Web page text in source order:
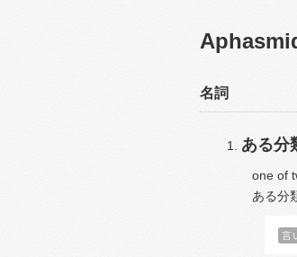
名詞
ある分
one of
ある分
言